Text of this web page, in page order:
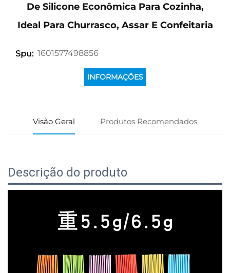
De Silicone Econômica Para Cozinha,
Ideal Para Churrasco, Assar E Confeitaria
Spu: 1601577498856
INFORMAÇÕES
Visão Geral Produtos Recomendados
Descrição do produto